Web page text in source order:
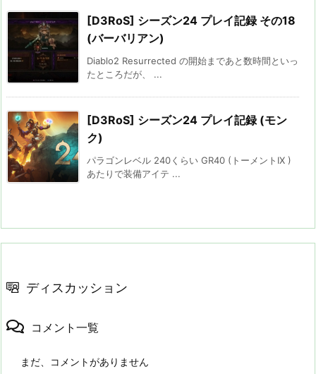
[D3RoS] シーズン24 プレイ記録 その18
(バーバリアン)
Diablo2 Resurrected の開始まであと数時間といっ
たところだが、 ...
[D3RoS] シーズン24 プレイ記録 (モン
ク)
パラゴンレベル 240くらい GR40 (トーメントIX )
あたりで装備アイテ ...
ディスカッション
コメント一覧
まだ、コメントがありません